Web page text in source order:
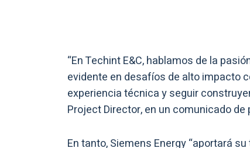
“En Techint E&C, hablamos de la
evidente en desafíos de alto impacto
experiencia técnica y seguir
Project Director, en un comunicado de
En tanto, Siemens Energy “aportará